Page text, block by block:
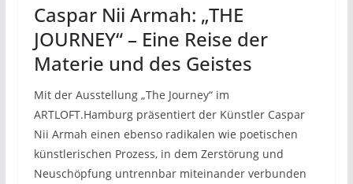
Caspar Nii Armah: „THE
JOURNEY“ – Eine Reise der
Materie und des Geistes
Mit der Ausstellung „The Journey“ im
ARTLOFT.Hamburg präsentiert der Künstler Caspar
Nii Armah einen ebenso radikalen wie poetischen
künstlerischen Prozess, in dem Zerstörung und
Neuschöpfung untrennbar miteinander verbunden